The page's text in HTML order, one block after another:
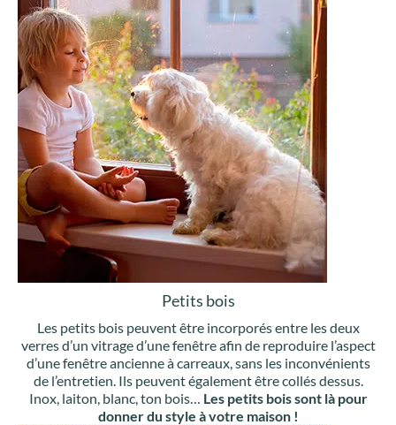
Petits bois
Les petits bois peuvent être incorporés entre les deux
verres d’un vitrage d’une fenêtre afin de reproduire l’aspect
d’une fenêtre ancienne à carreaux, sans les inconvénients
de l’entretien. Ils peuvent également être collés dessus.
Inox, laiton, blanc, ton bois… Les petits bois sont là pour
donner du style à votre maison !